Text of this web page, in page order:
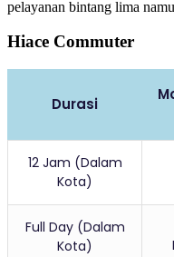
pelayanan bintang lima
Hiace Commuter
Durasi
12 Jam (Dalam
Kota)
Full Day (Dalam
Kota)